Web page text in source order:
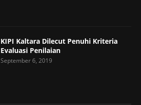
KIPI Kaltara Dilecut Penuhi Kriteria
Evaluasi Penilaian
September 6, 2019